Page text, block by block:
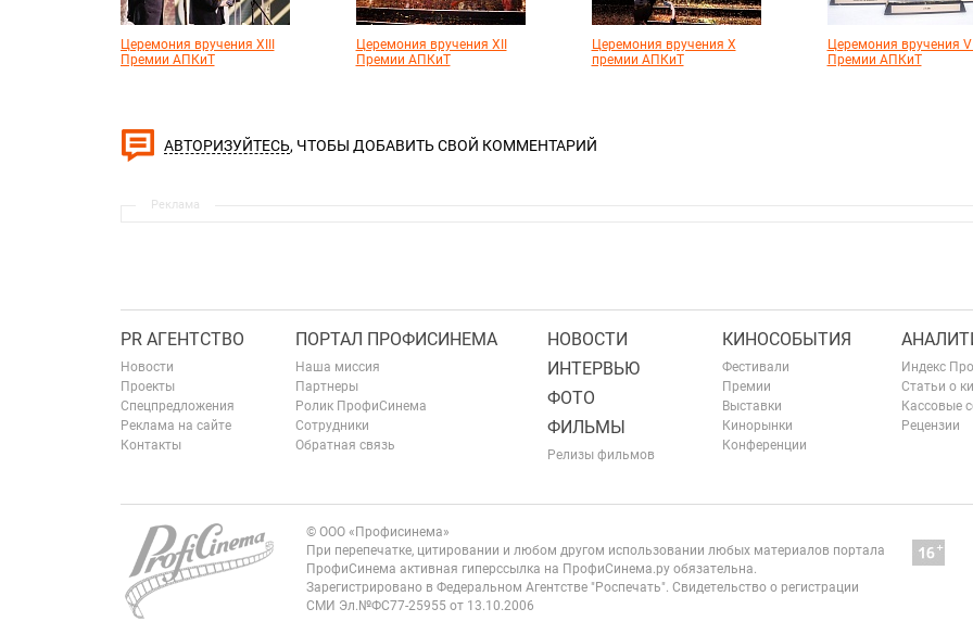
Церемония вручения XIII
Премии АПКиТ
Церемония вручения XII
Премии АПКиТ
Церемония вручения X
премии АПКиТ
Церемония вручения
Премии АПКиТ
АВТОРИЗУЙТЕСЬ, ЧТОБЫ ДОБАВИТЬ СВОЙ КОММЕНТАРИЙ
Реклама
PR АГЕНТСТВО
Новости
Проекты
Спецпредложения
Реклама на сайте
Контакты
ПОРТАЛ ПРОФИСИНЕМА
Наша миссия
Партнеры
Ролик ПрофиСинема
Сотрудники
Обратная связь
НОВОСТИ
ИНТЕРВЬЮ
ФОТО
ФИЛЬМЫ
Релизы фильмов
КИНОСОБЫТИЯ
Фестивали
Премии
Выставки
Кинорынки
Конференции
Индекс
Статьи о
Кассовые
Рецензии
© ООО «Профисинема»
При перепечатке, цитировании и любом другом использовании любых материалов портала
ПрофиСинема активная гиперссылка на ПрофиСинема.ру обязательна.
Зарегистрировано в Федеральном Агентстве "Роспечать". Свидетельство о регистрации
СМИ Эл.№ФС77-25955 от 13.10.2006